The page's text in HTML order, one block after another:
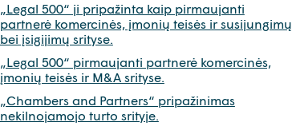
„Legal 500“ ji pripažinta kaip pirmaujanti
partnerė komercinės, įmonių teisės ir susijungimų
bei įsigijimų srityse.
„Legal 500“ pirmaujanti partnerė komercinės,
įmonių teisės ir M&A srityse.
„Chambers and Partners“ pripažinimas
nekilnojamojo turto srityje.